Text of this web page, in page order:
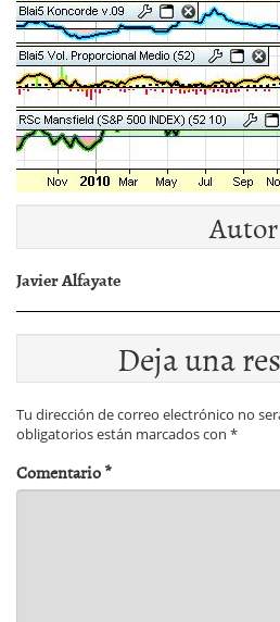
Autor
Javier Alfayate
Deja una
Tu dirección de correo electrónico no
obligatorios están marcados con *
Comentario*